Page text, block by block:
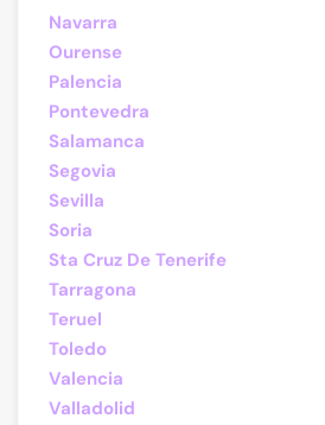
Navarra
Ourense
Palencia
Pontevedra
Salamanca
Segovia
Sevilla
Soria
Sta Cruz De Tenerife
Tarragona
Teruel
Toledo
Valencia
Valladolid